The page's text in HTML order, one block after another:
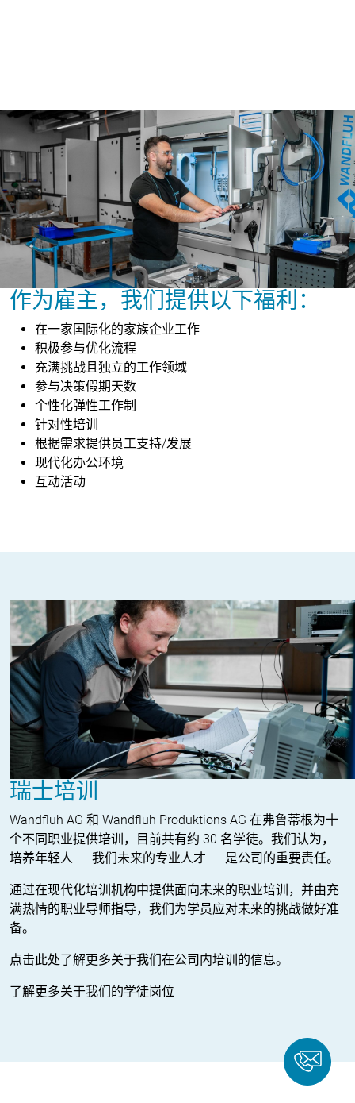
作为雇主，我们提供以下福利：
在一家国际化的家族企业工作
积极参与优化流程
充满挑战且独立的工作领域
参与决策假期天数
个性化弹性工作制
针对性培训
根据需求提供员工支持/发展
现代化办公环境
互动活动
瑞士培训
Wandfluh AG 和 Wandfluh Produktions AG 在弗鲁蒂根为十
个不同职业提供培训，目前共有约 30 名学徒。我们认为，
培养年轻人——我们未来的专业人才——是公司的重要责任。
通过在现代化培训机构中提供面向未来的职业培训，并由充
满热情的职业导师指导，我们为学员应对未来的挑战做好准
备。
点击此处了解更多关于我们在公司内培训的信息。
了解更多关于我们的学徒岗位